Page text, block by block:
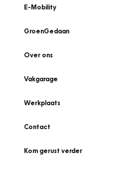
E-Mobility
GroenGedaan
Over ons
Vakgarage
Werkplaats
Contact
Kom gerust verder